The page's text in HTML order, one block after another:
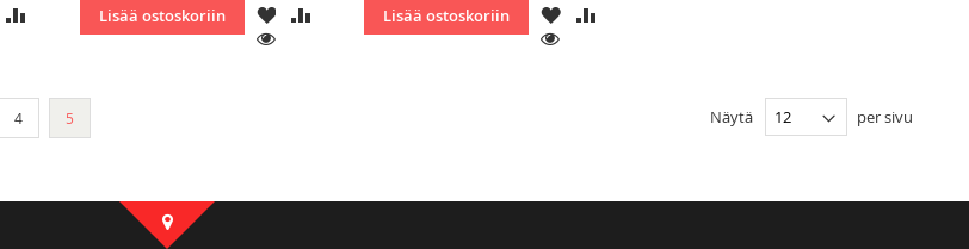
LISÄÄ
VERTAILUUN
Lisää ostoskoriin
LISÄÄ
TOIVELISTAAN
VERTAILUUN
KATSO
Lisää ostoskoriin
LISÄÄ
TOIVELISTAAN
LISÄÄ
KATSO
Sivu
4 You're currently reading page
5 Näytä per sivu